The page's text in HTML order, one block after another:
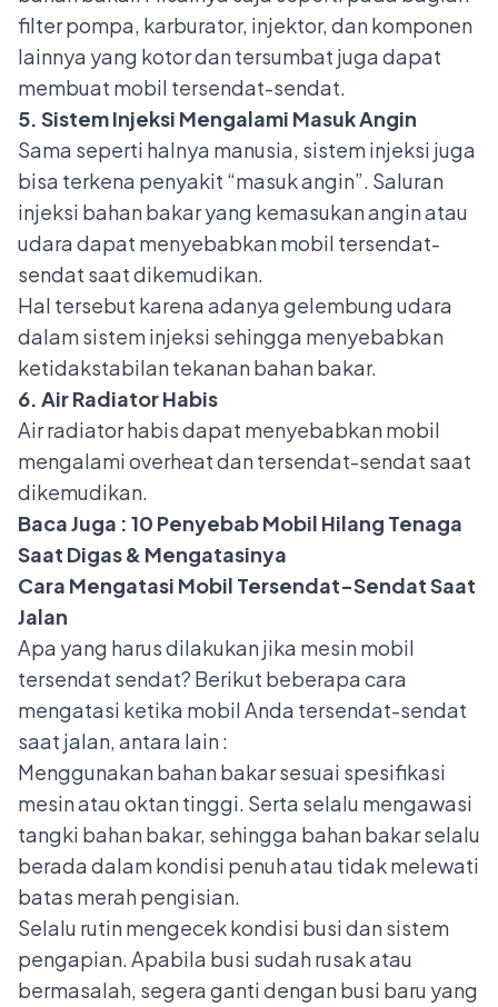
filter pompa, karburator, injektor, dan komponen
lainnya yang kotor dan tersumbat juga dapat
membuat mobil tersendat-sendat.
5. Sistem Injeksi Mengalami Masuk Angin
Sama seperti halnya manusia, sistem injeksi juga
bisa terkena penyakit “masuk angin”. Saluran
injeksi bahan bakar yang kemasukan angin atau
udara dapat menyebabkan mobil tersendat-
sendat saat dikemudikan.
Hal tersebut karena adanya gelembung udara
dalam sistem injeksi sehingga menyebabkan
ketidakstabilan tekanan bahan bakar.
6. Air Radiator Habis
Air radiator habisdapat menyebabkan mobil
mengalami overheat dan tersendat-sendat saat
dikemudikan.
Baca Juga : 10 Penyebab Mobil Hilang Tenaga
Saat Digas & Mengatasinya
Cara Mengatasi Mobil Tersendat-Sendat Saat
Jalan
Apa yang harus dilakukan jika mesin mobil
tersendat sendat? Berikut beberapa cara
mengatasi ketika mobil Anda tersendat-sendat
saat jalan, antara lain :
Menggunakan bahan bakar sesuai spesifikasi
mesin atau oktan tinggi. Serta selalu mengawasi
tangki bahan bakar, sehingga bahan bakar selalu
berada dalam kondisi penuh atau tidak melewati
batas merah pengisian.
Selalu rutin mengecek kondisi busi dan sistem
pengapian. Apabila busi sudah rusak atau
bermasalah, segera ganti dengan busi baru yang